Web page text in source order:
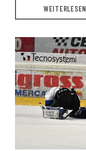
WEITERLESEN